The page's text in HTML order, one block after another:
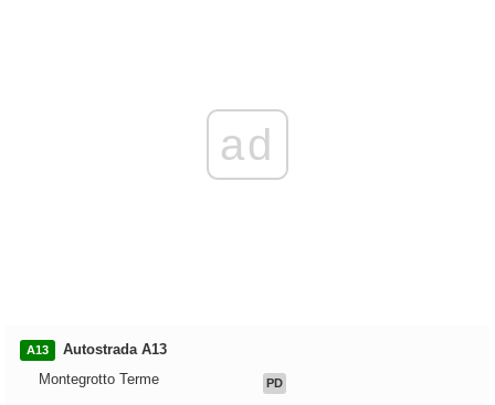
ad
A13
Autostrada A13
Montegrotto Terme
PD